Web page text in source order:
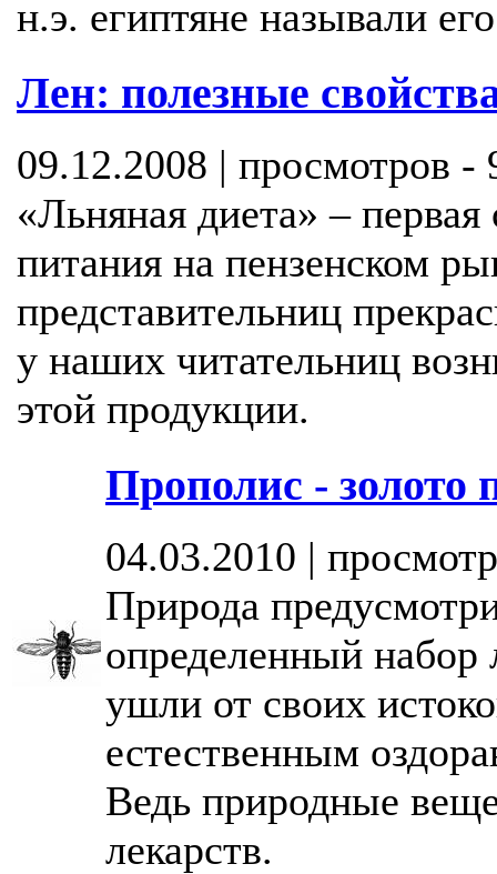
н.э. египтяне называли
Лен: полезные
09.12.2008 | просмотров -
«Льняная диета» – первая
питания на пензенском
представительниц
у наших читательниц
этой продукции.
Прополис - золото
04.03.2010 |
Природа
определенный набор
ушли от своих
естественным
Ведь природные
лекарств.